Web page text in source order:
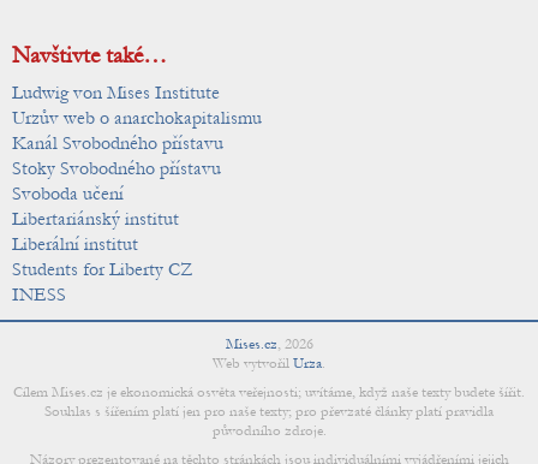
Navštivte také…
Ludwig von Mises Institute
Urzův web o anarchokapitalismu
Kanál Svobodného přístavu
Stoky Svobodného přístavu
Svoboda učení
Libertariánský institut
Liberální institut
Students for Liberty CZ
INESS
Mises.cz, 2026
Web vytvořil Urza.
Cílem Mises.cz je ekonomická osvěta veřejnosti; uvítáme, když naše texty budete šířit.
Souhlas s šířením platí jen pro naše texty; pro převzaté články platí pravidla
původního zdroje.
Názory prezentované na těchto stránkách jsou individuálními vyjádřeními jejich